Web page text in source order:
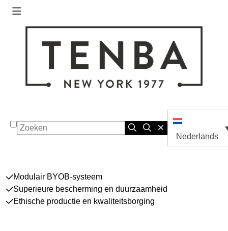
Zoeken
Nederlands
Modulair BYOB-systeem
Superieure bescherming en duurzaamheid
Ethische productie en kwaliteitsborging